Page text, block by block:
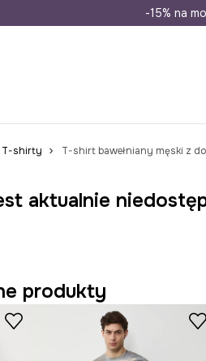
Wysyłka
-15% na
T-shirty T-shirt bawełniany męski z
aktualnie
produkty